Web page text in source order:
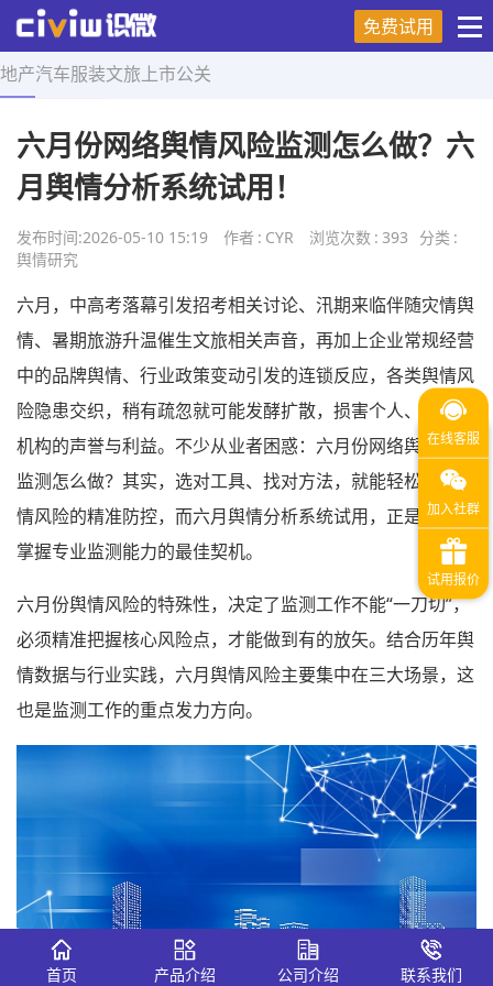
免费试用
地产汽车服装文旅 上市公关
首页 > 舆情研究 > 正文
六月份网络舆情风险监测怎么做？六
月舆情分析系统试用！
发布时间:2026-05-10 15:19 作者 : CYR 浏览次数 : 393 分类 :
舆情研究
六月，中高考落幕引发招考相关讨论、汛期来临伴随灾情舆
情、暑期旅游升温催生文旅相关声音，再加上企业常规经营
中的品牌舆情、行业政策变动引发的连锁反应，各类舆情风
险隐患交织，稍有疏忽就可能发酵扩散，损害个人、企业或
机构的声誉与利益。不少从业者困惑：六月份网络舆情风险
监测怎么做？其实，选对工具、找对方法，就能轻松实现舆
情风险的精准防控，而六月舆情分析系统试用，正是低成本
掌握专业监测能力的最佳契机。
六月份舆情风险的特殊性，决定了监测工作不能“一刀切”，
必须精准把握核心风险点，才能做到有的放矢。结合历年舆
情数据与行业实践，六月舆情风险主要集中在三大场景，这
也是监测工作的重点发力方向。
首页 产品介绍 公司介绍 联系我们